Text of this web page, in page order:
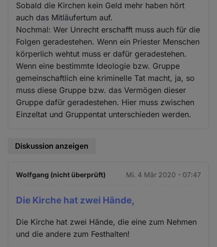
Sobald die Kirchen kein Geld mehr haben hört
auch das Mitläufertum auf.
Nochmal: Wer Unrecht erschafft muss auch für die
Folgen geradestehen. Wenn ein Priester Menschen
körperlich wehtut muss er dafür geradestehen.
Wenn eine bestimmte Ideologie bzw. Gruppe
gemeinschaftlich eine kriminelle Tat macht, ja, so
muss diese Gruppe bzw. das Vermögen dieser
Gruppe dafür geradestehen. Hier muss zwischen
Einzeltat und Gruppentat unterschieden werden.
Diskussion anzeigen
Wolfgang (nicht überprüft) Mi. 4 Mär 2020 - 07:47
Die Kirche hat zwei Hände,
Die Kirche hat zwei Hände, die eine zum Nehmen
und die andere zum Festhalten!